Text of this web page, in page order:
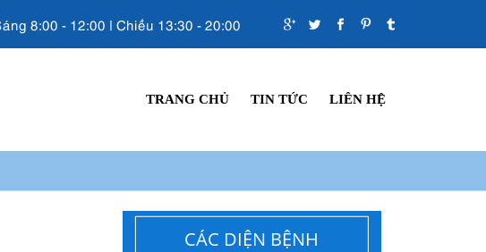
8:00 - 12:00 | Chiều 13:30 - 20:00
TRANG CHỦ TIN TỨC LIÊN HỆ
CÁC DIỆN BỆNH